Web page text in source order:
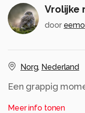
Vrolijke
door
Norg, Nederland
Een grappig
omgeving.
Meer info tonen